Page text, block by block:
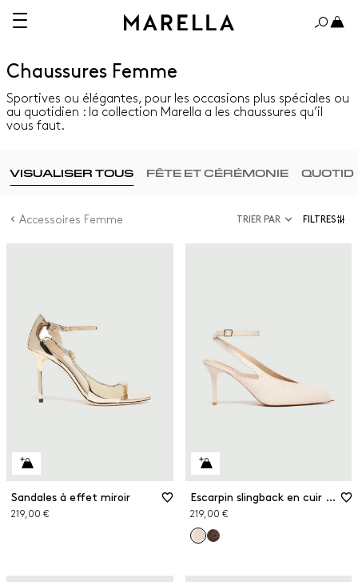
Chaussures Femme
Sportives ou élégantes, pour les occasions plus spéciales ou
au quotidien : la collection Marella a les chaussures qu’il
vous faut.
VISUALISER TOUS FÊTE ET CÉRÉMONIE
Accessoires Femme TRIER PAR FILTRES
Sandales à effet miroir
219,00 €
Escarpin slingback en cuir effet crocodile
219,00 €